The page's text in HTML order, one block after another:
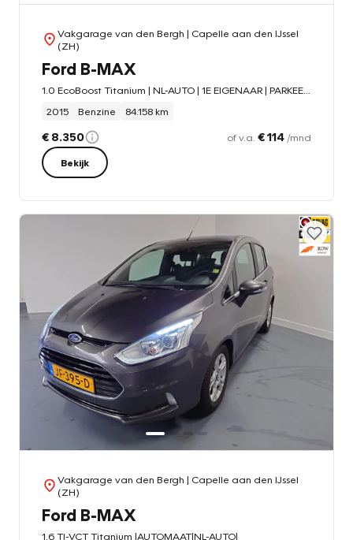
Vakgarage van den Bergh | Capelle aan den IJssel
(ZH)
Ford B-MAX
2015
Benzine 84.158 km
€ 8.350 of v.a. € 114 /mnd
Bekijk
Vakgarage van den Bergh | Capelle aan den IJssel
(ZH)
Ford B-MAX
1.6 TI-VCT Titanium |AUTOMAAT|NL-AUTO|